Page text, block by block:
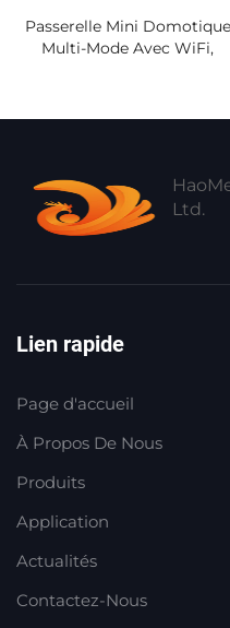
Passerelle Mini Domotique
Multi-Mode Avec WiFi,
Ltd.
Lien rapide
Page d'accueil
À Propos De Nous
Produits
Application
Actualités
Contactez-Nous